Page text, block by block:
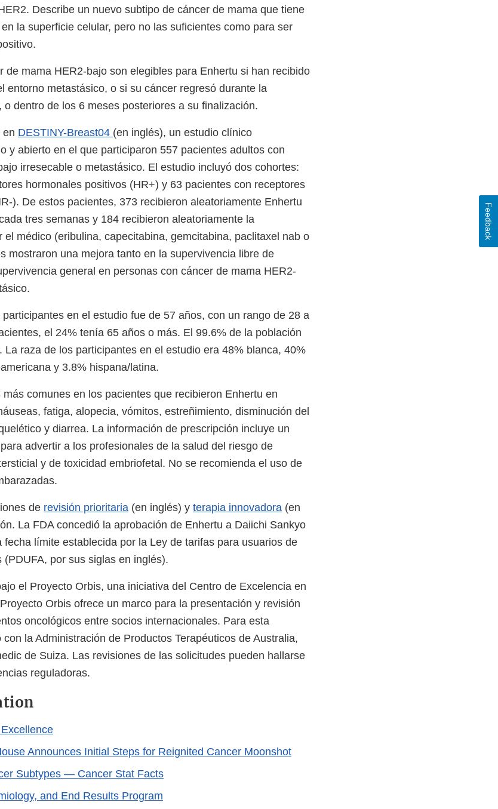
Describe un nuevo subtipo de cáncer de mama que tiene
la superficie celular, pero no las suficientes como para ser
de mama HER2-bajo son elegibles para Enhertu si han recibido
entorno metastásico, o si su cáncer regresó durante la
dentro de los 6 meses posteriores a su finalización.
en DESTINY-Breast04 (en inglés), un estudio clínico
y abierto en el que participaron 557 pacientes adultos con
irresecable o metastásico. El estudio incluyó dos cohortes:
hormonales positivos (HR+) y 63 pacientes con receptores
). De estos pacientes, 373 recibieron aleatoriamente Enhertu
tres semanas y 184 recibieron aleatoriamente la
el médico (eribulina, capecitabina, gemcitabina, paclitaxel nab o
mostraron una mejora tanto en la supervivencia libre de
general en personas con cáncer de mama HER2-
en el estudio fue de 57 años, con un rango de 28 a
el 24% tenía 65 años o más. El 99.6% de la población
La raza de los participantes en el estudio era 48% blanca, 40%
y 3.8% hispana/latina.
comunes en los pacientes que recibieron Enhertu en
fatiga, alopecia, vómitos, estreñimiento, disminución del
y diarrea. La información de prescripción incluye un
advertir a los profesionales de la salud del riesgo de
y de toxicidad embriofetal. No se recomienda el uso de
de revisión prioritaria (en inglés) y terapia innovadora (en
La FDA concedió la aprobación de Enhertu a Daiichi Sankyo
fecha límite establecida por la Ley de tarifas para usuarios de
por sus siglas en inglés).
el Proyecto Orbis, una iniciativa del Centro de Excelencia en
Orbis ofrece un marco para la presentación y revisión
oncológicos entre socios internacionales. Para esta
la Administración de Productos Terapéuticos de Australia,
de Suiza. Las revisiones de las solicitudes pueden hallarse
reguladoras.
Announces Initial Steps for Reignited Cancer Moonshot
Subtypes — Cancer Stat Facts
and End Results Program
Feedback